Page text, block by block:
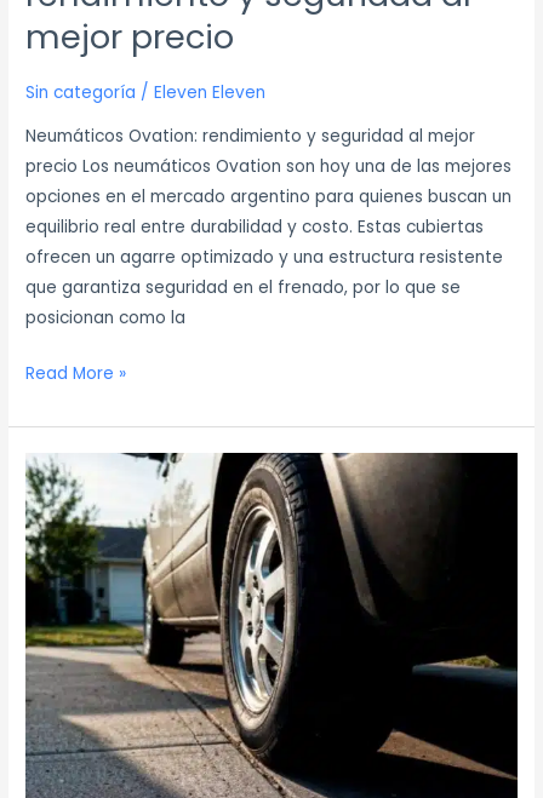
mejor precio
Sin categoría /Eleven Eleven
Neumáticos Ovation: rendimiento y seguridad al mejor
precio Los neumáticos Ovation son hoy una de las mejores
opciones en el mercado argentino para quienes buscan un
equilibrio real entre durabilidad y costo. Estas cubiertas
ofrecen un agarre optimizado y una estructura resistente
que garantiza seguridad en el frenado, por lo que se
posicionan como la
Read More »
Neumáticos
Michelin:
5
razones
para
elegirlos